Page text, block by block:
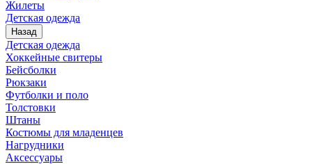
Жилеты
Детская одежда
Назад
Детская одежда
Хоккейные свитеры
Бейсболки
Рюкзаки
Футболки и поло
Толстовки
Штаны
Костюмы для младенцев
Нагрудники
Аксессуары